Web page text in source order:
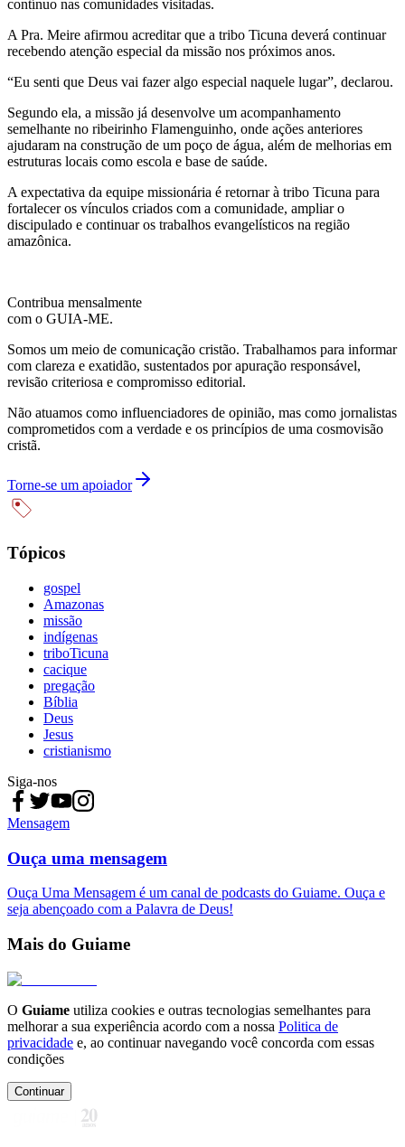
contínuo nas comunidades visitadas.
A Pra. Meire afirmou acreditar que a tribo Ticuna deverá continuar
recebendo atenção especial da missão nos próximos anos.
“Eu senti que Deus vai fazer algo especial naquele lugar”, declarou.
Segundo ela, a missão já desenvolve um acompanhamento
semelhante no ribeirinho Flamenguinho, onde ações anteriores
ajudaram na construção de um poço de água, além de melhorias em
estruturas locais como escola e base de saúde.
A expectativa da equipe missionária é retornar à tribo Ticuna para
fortalecer os vínculos criados com a comunidade, ampliar o
discipulado e continuar os trabalhos evangelísticos na região
amazônica.
Contribua mensalmente
com o GUIA-ME.
Somos um meio de comunicação cristão. Trabalhamos para informar
com clareza e exatidão, sustentados por apuração responsável,
revisão criteriosa e compromisso editorial.
Não atuamos como influenciadores de opinião, mas como jornalistas
comprometidos com a verdade e os princípios de uma cosmovisão
cristã.
Torne-se um apoiador
Tópicos
gospel
Amazonas
missão
indígenas
triboTicuna
cacique
pregação
Bíblia
Deus
Jesus
cristianismo
Siga-nos
Mensagem
Ouça uma mensagem
Ouça Uma Mensagem é um canal de podcasts do Guiame. Ouça e
seja abençoado com a Palavra de Deus!
Mais do Guiame
O Guiame utiliza cookies e outras tecnologias semelhantes para
melhorar a sua experiência acordo com a nossa Politica de
privacidade e, ao continuar navegando você concorda com essas
condições
Continuar